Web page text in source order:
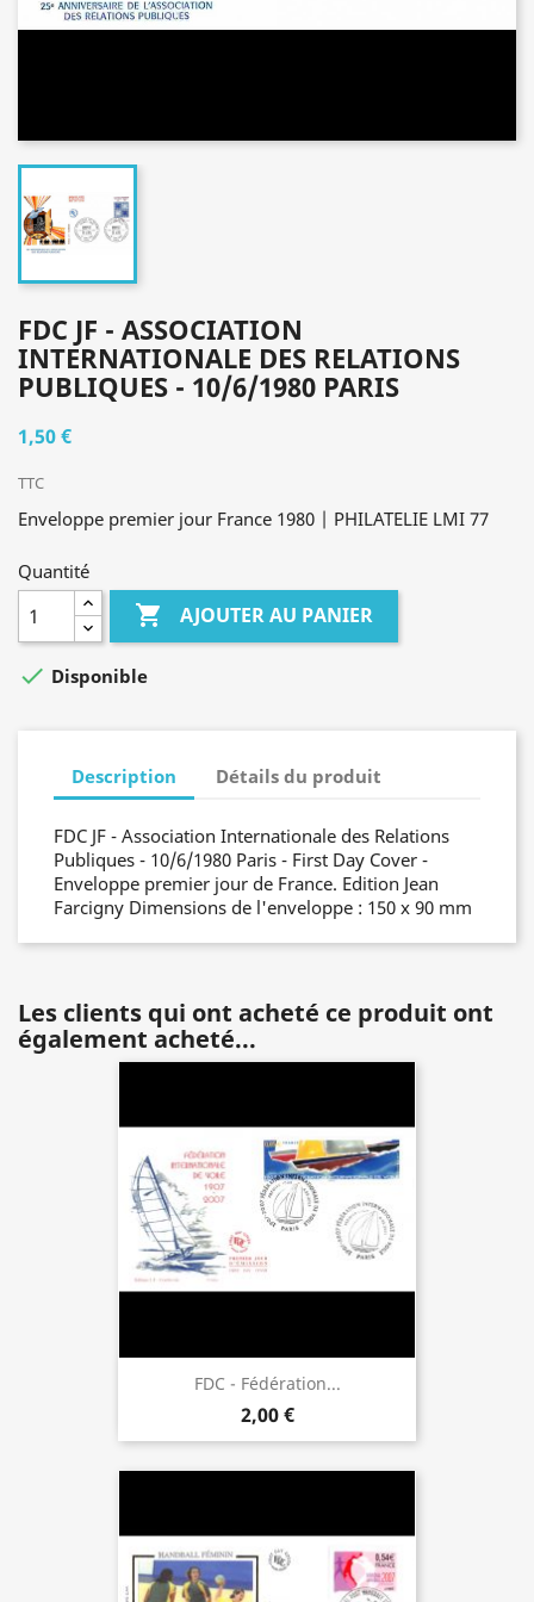
FDC JF - ASSOCIATION
INTERNATIONALE DES RELATIONS
PUBLIQUES - 10/6/1980 PARIS
1,50 €
TTC
Enveloppe premier jour France 1980 | PHILATELIE LMI 77
Quantité
 AJOUTER AU PANIER
 Disponible
Description Détails du produit
FDC JF - Association Internationale des Relations
Publiques - 10/6/1980 Paris - First Day Cover -
Enveloppe premier jour de France. Edition Jean
Farcigny Dimensions de l'enveloppe : 150 x 90 mm
Les clients qui ont acheté ce produit ont
également acheté...
FDC - Fédération...
2,00 €